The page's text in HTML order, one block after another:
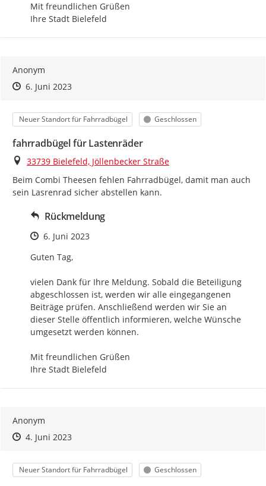
Mit freundlichen Grüßen
Ihre Stadt Bielefeld
Anonym
Zeitpunkt des Erstellens
Zeitpunkt des Erstellens
6. Juni 2023Zur Äußerung
Kategorie
Neuer Standort für Fahrradbügel Status
Geschlossen
fahrradbügel für Lastenräder
Ort
33739 Bielefeld, Jöllenbecker Straße
Beim Combi Theesen fehlen Fahrradbügel, damit man auch
sein Lasrenrad sicher abstellen kann.
Rückmeldung
Zeitpunkt des Erstellens
6. Juni 2023
Guten Tag,
vielen Dank für Ihre Meldung. Sobald die Beteiligung
abgeschlossen ist, werden wir alle eingegangenen
Beiträge prüfen. Anschließend werden wir Sie an
dieser Stelle öffentlich informieren, welche Wünsche
umgesetzt werden können.
Mit freundlichen Grüßen
Ihre Stadt Bielefeld
Anonym
Zeitpunkt des Erstellens
Zeitpunkt des Erstellens
4. Juni 2023Zur Äußerung
Kategorie
Neuer Standort für Fahrradbügel Status
Geschlossen